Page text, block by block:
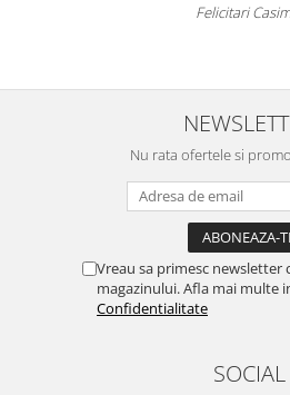
Nu rata ofertele si
Vreau sa primesc newsletter
magazinului. Afla mai multe
Confidentialitate
SOCIAL